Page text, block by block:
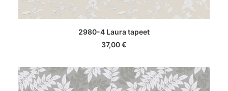
LISA KORVI
2980-4 Laura tapeet
37,00€